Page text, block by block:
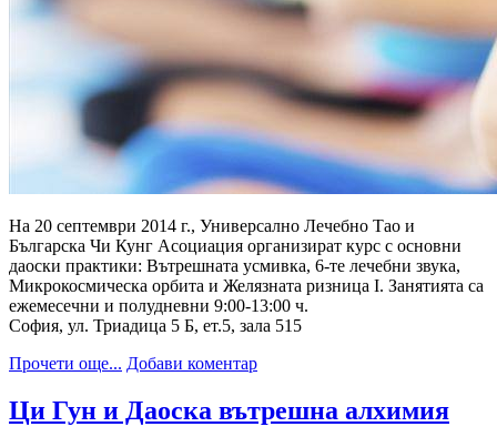
На 20 септември 2014 г., Универсално Лечебно Тао и
Българска Чи Кунг Асоциация организират курс с основни
даоски практики: Вътрешната усмивка, 6-те лечебни звука,
Микрокосмическа орбита и Желязната ризница I. Занятията са
ежемесечни и полудневни 9:00-13:00 ч.
София, ул. Триадица 5 Б, ет.5, зала 515
Прочети още... Добави коментар
Ци Гун и Даоска вътрешна алхимия